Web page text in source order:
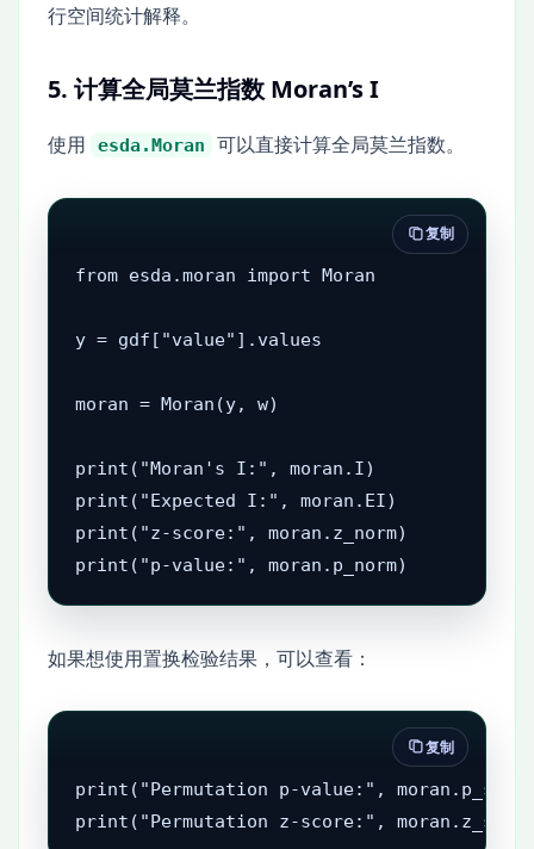
行空间统计解释。
5. 计算全局莫兰指数 Moran’s I
使用 esda.Moran 可以直接计算全局莫兰指数。
from esda.moran import Moran
y = gdf["value"].values
moran = Moran(y, w)
print("Moran's I:", moran.I)
print("Expected I:", moran.EI)
print("z-score:", moran.z_norm)
print("p-value:", moran.p_norm)
复制
如果想使用置换检验结果，可以查看：
print("Permutation p-value:", moran.p_sim)
print("Permutation z-score:", moran.z_sim)
复制